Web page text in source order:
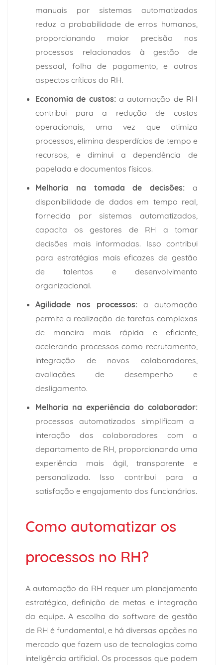
manuais por sistemas automatizados
reduz a probabilidade de erros humanos,
proporcionando maior precisão nos
processos relacionados à gestão de
pessoal, folha de pagamento, e outros
aspectos críticos do RH.
Economia de custos: a automação de RH
contribui para a redução de custos
operacionais, uma vez que otimiza
processos, elimina desperdícios de tempo e
recursos, e diminui a dependência de
papelada e documentos físicos.
Melhoria na tomada de decisões: a
disponibilidade de dados em tempo real,
fornecida por sistemas automatizados,
capacita os gestores de RH a tomar
decisões mais informadas. Isso contribui
para estratégias mais eficazes de gestão
de talentos e desenvolvimento
organizacional.
Agilidade nos processos: a automação
permite a realização de tarefas complexas
de maneira mais rápida e eficiente,
acelerando processos como recrutamento,
integração de novos colaboradores,
avaliações de desempenho e
desligamento.
Melhoria na experiência do colaborador:
processos automatizados simplificam a
interação dos colaboradores com o
departamento de RH, proporcionando uma
experiência mais ágil, transparente e
personalizada. Isso contribui para a
satisfação e engajamento dos funcionários.
Como automatizar os
processos no RH?
A automação do RH requer um planejamento
estratégico, definição de metas e integração
da equipe. A escolha do software de gestão
de RH é fundamental, e há diversas opções no
mercado que fazem uso de tecnologias como
inteligência artificial. Os processos que podem